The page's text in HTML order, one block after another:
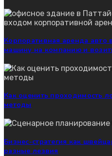
Корпоративная аренда авто
машину на компанию и
Как оценить проходимость
методы
Бизнес-стратегия как
разные лезвия